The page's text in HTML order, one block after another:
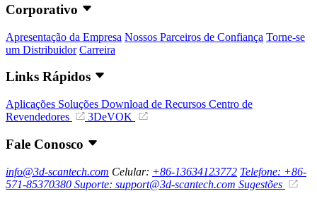
Corporativo
Apresentação da Empresa Nossos Parceiros de Confiança Torne-se
um Distribuidor Carreira
Links Rápidos
Aplicações Soluções Download de Recursos Centro de
Revendedores
3DeVOK
Fale Conosco
info@3d-scantech.com Celular: +86-13634123772 Telefone: +86-
571-85370380 Suporte: support@3d-scantech.com Sugestões